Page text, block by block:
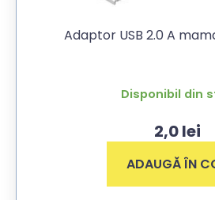
Adaptor USB 2.0 A
Disponibil din
2,0lei
ADAUGĂ ÎN